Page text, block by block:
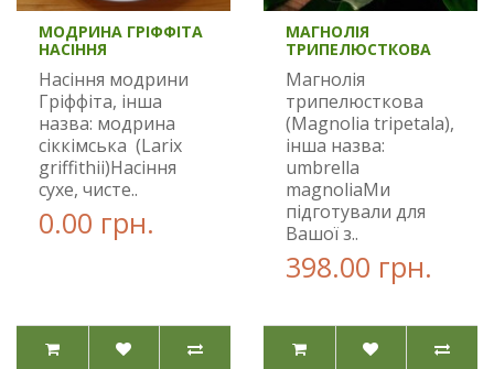
МОДРИНА ГРІФФІТА
НАСІННЯ
Насіння модрини
Гріффіта, інша
назва: модрина
сіккімська (Larix
griffithii)Насіння
сухе, чисте..
0.00 грн.
МАГНОЛІЯ
ТРИПЕЛЮСТКОВА
Магнолія
трипелюсткова
(Magnolia tripetala),
інша назва:
umbrella
magnoliaМи
підготували для
Вашої з..
398.00 грн.